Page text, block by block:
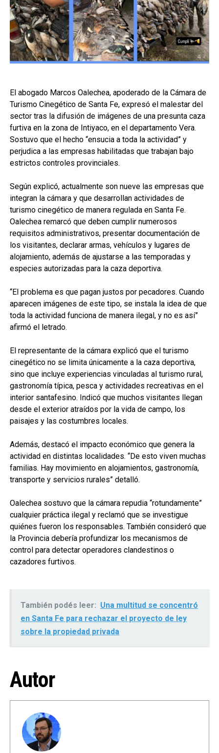
El abogado Marcos Oalechea, apoderado de la Cámara de
Turismo Cinegético de Santa Fe, expresó el malestar del
sector tras la difusión de imágenes de una presunta caza
furtiva en la zona de Intiyaco, en el departamento Vera.
Sostuvo que el hecho “ensucia a toda la actividad” y
perjudica a las empresas habilitadas que trabajan bajo
estrictos controles provinciales.
Según explicó, actualmente son nueve las empresas que
integran la cámara y que desarrollan actividades de
turismo cinegético de manera regulada en Santa Fe.
Oalechea remarcó que deben cumplir numerosos
requisitos administrativos, presentar documentación de
los visitantes, declarar armas, vehículos y lugares de
alojamiento, además de ajustarse a las temporadas y
especies autorizadas para la caza deportiva.
“El problema es que pagan justos por pecadores. Cuando
aparecen imágenes de este tipo, se instala la idea de que
toda la actividad funciona de manera ilegal, y no es así”
afirmó el letrado.
El representante de la cámara explicó que el turismo
cinegético no se limita únicamente a la caza deportiva,
sino que incluye experiencias vinculadas al turismo rural,
gastronomía típica, pesca y actividades recreativas en el
interior santafesino. Indicó que muchos visitantes llegan
desde el exterior atraídos por la vida de campo, los
paisajes y las costumbres locales.
Además, destacó el impacto económico que genera la
actividad en distintas localidades. “De esto viven muchas
familias. Hay movimiento en alojamientos, gastronomía,
transporte y servicios rurales” detalló.
Oalechea sostuvo que la cámara repudia “rotundamente”
cualquier práctica ilegal y reclamó que se investigue
quiénes fueron los responsables. También consideró que
la Provincia debería profundizar los mecanismos de
control para detectar operadores clandestinos o
cazadores furtivos.
También podés leer: Una multitud se concentró
en Santa Fe para rechazar el proyecto de ley
sobre la propiedad privada
Autor